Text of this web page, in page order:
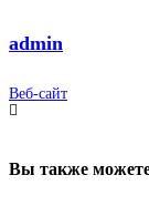
admin
Веб-сайт
Вы также